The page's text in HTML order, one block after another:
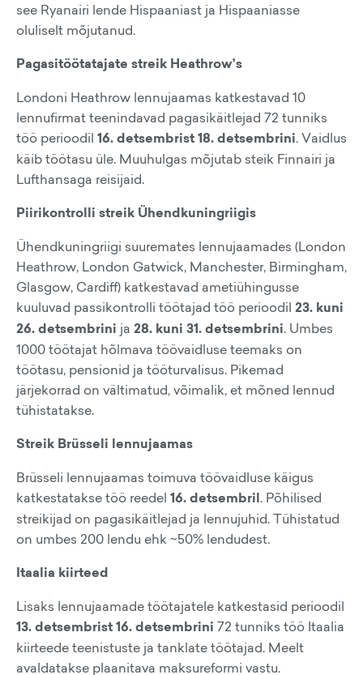
see Ryanairi lende Hispaaniast ja Hispaaniasse
oluliselt mõjutanud.
Pagasitöötatajate streik Heathrow’s
Londoni Heathrow lennujaamas katkestavad 10
lennufirmat teenindavad pagasikäitlejad 72 tunniks
töö perioodil 16. detsembrist 18. detsembrini. Vaidlus
käib töötasu üle. Muuhulgas mõjutab steik Finnairi ja
Lufthansaga reisijaid.
Piirikontrolli streik Ühendkuningriigis
Ühendkuningriigi suuremates lennujaamades (London
Heathrow, London Gatwick, Manchester, Birmingham,
Glasgow, Cardiff) katkestavad ametiühingusse
kuuluvad passikontrolli töötajad töö perioodil 23. kuni
26. detsembrini ja 28. kuni 31. detsembrini. Umbes
1000 töötajat hõlmava töövaidluse teemaks on
töötasu, pensionid ja tööturvalisus. Pikemad
järjekorrad on vältimatud, võimalik, et mõned lennud
tühistatakse.
Streik Brüsseli lennujaamas
Brüsseli lennujaamas toimuva töövaidluse käigus
katkestatakse töö reedel 16. detsembril. Põhilised
streikijad on pagasikäitlejad ja lennujuhid. Tühistatud
on umbes 200 lendu ehk ~50% lendudest.
Itaalia kiirteed
Lisaks lennujaamade töötajatele katkestasid perioodil
13. detsembrist 16. detsembrini 72 tunniks töö Itaalia
kiirteede teenistuste ja tanklate töötajad. Meelt
avaldatakse plaanitava maksureformi vastu.